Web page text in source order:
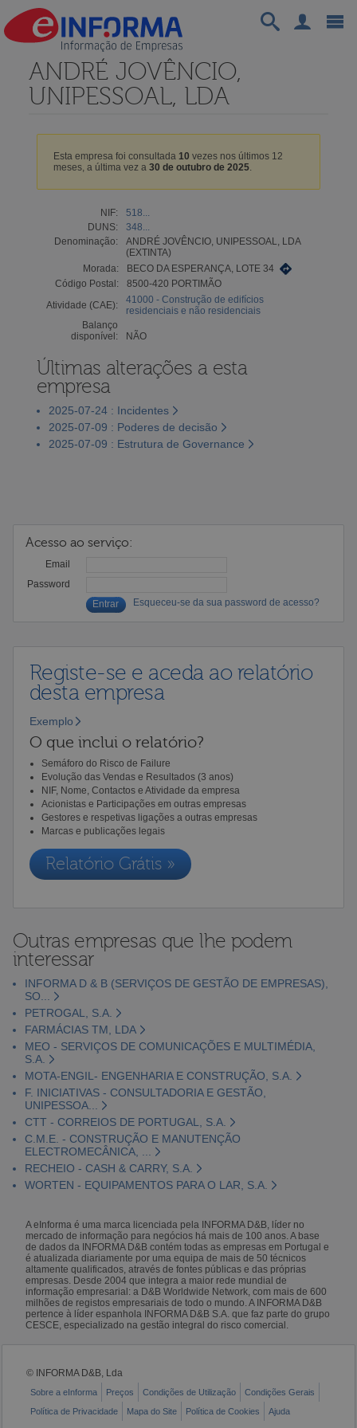
ANDRÉ JOVÊNCIO,
UNIPESSOAL, LDA
Esta empresa foi consultada 10 vezes nos últimos 12
meses, a última vez a 30 de outubro de 2025.
NIF:
518...
DUNS:
348...
Denominação:
ANDRÉ JOVÊNCIO, UNIPESSOAL, LDA
(EXTINTA)
Morada:
BECO DA ESPERANÇA, LOTE 34
Código Postal:
8500-420 PORTIMÃO
Atividade (CAE):
41000 - Construção de edifícios
residenciais e não residenciais
Balanço
disponível:
NÃO
Últimas alterações a esta
empresa
2025-07-24 : Incidentes
2025-07-09 : Poderes de decisão
2025-07-09 : Estrutura de Governance
Acesso ao serviço:
Email
Password
Esqueceu-se da sua password de acesso?
Registe-se e aceda ao relatório
desta empresa
Exemplo
O que inclui o relatório?
Semáforo do Risco de Failure
Evolução das Vendas e Resultados (3 anos)
NIF, Nome, Contactos e Atividade da empresa
Acionistas e Participações em outras empresas
Gestores e respetivas ligações a outras empresas
Marcas e publicações legais
Relatório Grátis »
Outras empresas que lhe podem
interessar
INFORMA D & B (SERVIÇOS DE GESTÃO DE EMPRESAS),
SO...
PETROGAL, S.A.
FARMÁCIAS TM, LDA
MEO - SERVIÇOS DE COMUNICAÇÕES E MULTIMÉDIA,
S.A.
MOTA-ENGIL- ENGENHARIA E CONSTRUÇÃO, S.A.
F. INICIATIVAS - CONSULTADORIA E GESTÃO,
UNIPESSOA...
CTT - CORREIOS DE PORTUGAL, S.A.
C.M.E. - CONSTRUÇÃO E MANUTENÇÃO
ELECTROMECÂNICA, ...
RECHEIO - CASH & CARRY, S.A.
WORTEN - EQUIPAMENTOS PARA O LAR, S.A.
A eInforma é uma marca licenciada pela INFORMA D&B, líder no
mercado de informação para negócios há mais de 100 anos. A base
de dados da INFORMA D&B contém todas as empresas em Portugal e
é atualizada diariamente por uma equipa de mais de 50 técnicos
altamente qualificados, através de fontes públicas e das próprias
empresas. Desde 2004 que integra a maior rede mundial de
informação empresarial: a D&B Worldwide Network, com mais de 600
milhões de registos empresariais de todo o mundo. A INFORMA D&B
pertence à líder espanhola INFORMA D&B S.A. que faz parte do grupo
CESCE, especializado na gestão integral do risco comercial.
© INFORMA D&B, Lda
Sobre a eInforma Preços Condições de Utilização
Condições Gerais
Política de Privacidade
Mapa do Site Política de Cookies Ajuda